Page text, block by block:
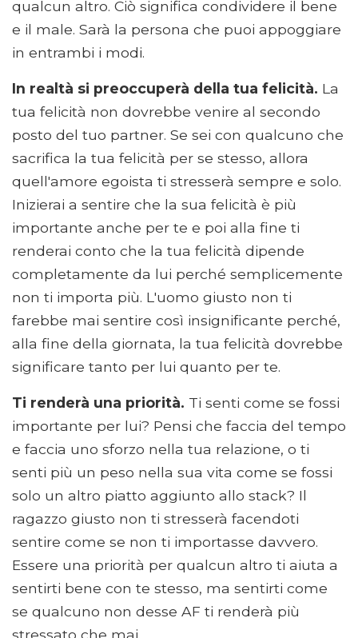
qualcun altro. Ciò significa condividere il bene
e il male. Sarà la persona che puoi appoggiare
in entrambi i modi.
In realtà si preoccuperà della tua felicità. La
tua felicità non dovrebbe venire al secondo
posto del tuo partner. Se sei con qualcuno che
sacrifica la tua felicità per se stesso, allora
quell'amore egoista ti stresserà sempre e solo.
Inizierai a sentire che la sua felicità è più
importante anche per te e poi alla fine ti
renderai conto che la tua felicità dipende
completamente da lui perché semplicemente
non ti importa più. L'uomo giusto non ti
farebbe mai sentire così insignificante perché,
alla fine della giornata, la tua felicità dovrebbe
significare tanto per lui quanto per te.
Ti renderà una priorità. Ti senti come se fossi
importante per lui? Pensi che faccia del tempo
e faccia uno sforzo nella tua relazione, o ti
senti più un peso nella sua vita come se fossi
solo un altro piatto aggiunto allo stack? Il
ragazzo giusto non ti stresserà facendoti
sentire come se non ti importasse davvero.
Essere una priorità per qualcun altro ti aiuta a
sentirti bene con te stesso, ma sentirti come
se qualcuno non desse AF ti renderà più
stressato che mai.